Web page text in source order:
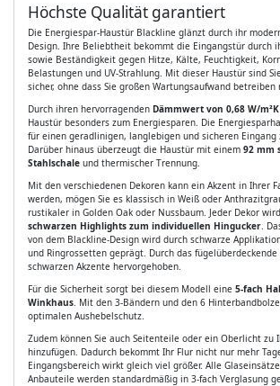
Höchste Qualität garantiert
Die Energiespar-Haustür Blackline glänzt durch ihr
Design. Ihre Beliebtheit bekommt die Eingangstür durch
sowie Beständigkeit gegen Hitze, Kälte, Feuchtigkeit,
Belastungen und UV-Strahlung. Mit dieser Haustür sind
sicher, ohne dass Sie großen Wartungsaufwand betreiben
Durch ihren hervorragenden Dämmwert von 0,68 W/m²K
Haustür besonders zum Energiesparen. Die
für einen geradlinigen, langlebigen und sicheren Eingang
Darüber hinaus überzeugt die Haustür mit einem 92 mm
Stahlschale und thermischer Trennung.
Mit den verschiedenen Dekoren kann ein Akzent in Ihrer
werden, mögen Sie es klassisch in Weiß oder
rustikaler in Golden Oak oder Nussbaum. Jeder Dekor
schwarzen Highlights zum individuellen Hingucker .
von dem Blackline-Design wird durch schwarze
und Ringrossetten geprägt. Durch das
schwarzen Akzente hervorgehoben.
Für die Sicherheit sorgt bei diesem Modell eine 5-fach
Winkhaus . Mit den 3-Bändern und den 6
optimalen Aushebelschutz.
Zudem können Sie auch Seitenteile oder ein Oberlicht zu
hinzufügen. Dadurch bekommt Ihr Flur nicht nur mehr
Eingangsbereich wirkt gleich viel größer. Alle
Anbauteile werden standardmäßig in 3-fach Verglasung